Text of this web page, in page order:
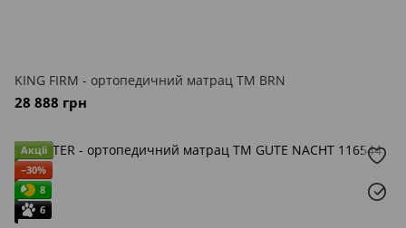
KING FIRM - ортопедичний матрац ТМ BRN
28 888 грн
Акції
−30%
8
6